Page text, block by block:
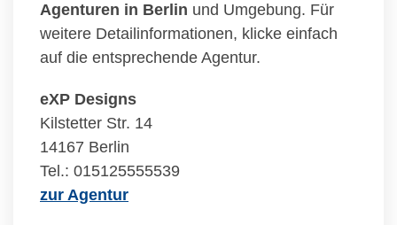
Agenturen in Berlin und Umgebung. Für
weitere Detailinformationen, klicke einfach
auf die entsprechende Agentur.
eXP Designs
Kilstetter Str. 14
14167 Berlin
Tel.: 015125555539
zur Agentur